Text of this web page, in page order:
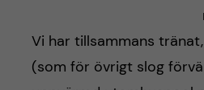
Vi har tillsammans
(som för övrigt slog